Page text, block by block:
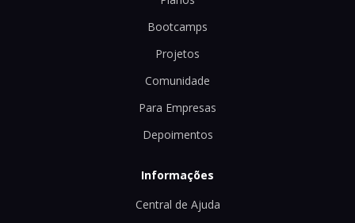
Bootcamps
Projetos
Comunidade
Para Empresas
Depoimentos
Informações
Central de Ajuda